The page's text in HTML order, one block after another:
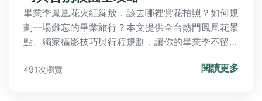
畢業季鳳凰花火紅綻放，該去哪裡賞花拍照？如何規
劃一場難忘的畢業旅行？本文提供全台熱門鳳凰花景
點、獨家攝影技巧與行程規劃，讓你的畢業季不留遺
491次瀏覽 閱讀更多